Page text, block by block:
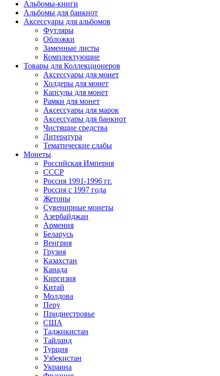
Альбомы-книги
Альбомы для банкнот
Аксессуары для альбомов
Футляры
Обложки
Заменные листы
Комплектующие
Товары для Коллекционеров
Аксессуары для монет
Холдеры для монет
Капсулы для монет
Рамки для монет
Аксессуары для марок
Аксессуары для банкнот
Чистящие средства
Литература
Тематические слабы
Монеты
Российская Империя
СССР
Россия 1991-1996 гг.
Россия с 1997 года
Жетоны
Сувенирные монеты
Азербайджан
Армения
Беларусь
Венгрия
Грузия
Казахстан
Канада
Киргизия
Китай
Молдова
Перу
Приднестровье
США
Таджикистан
Тайланд
Турция
Узбекистан
Украина